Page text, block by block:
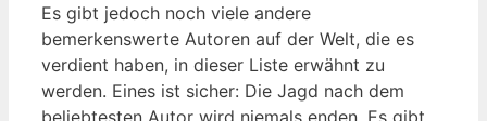
Es gibt jedoch noch viele andere
bemerkenswerte Autoren auf der Welt, die es
verdient haben, in dieser Liste erwähnt zu
werden. Eines ist sicher: Die Jagd nach dem
beliebtesten Autor wird niemals enden. Es gibt